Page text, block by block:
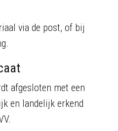
via de post, of bij
afgesloten met een
en landelijk erkend